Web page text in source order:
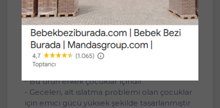
- Huggies Drynites Gece Külodu Kız, alt
ıslatmalara karşı geliştirilmiş özel formülü
sayesinde çocuğunuzun gece boyu kuru
kalmasını sağlar.
- Kız ve erkek çocukları için farklılaştırılmış
özel alan sayesinde çocuğunuza uygun olanı
seçebilirsiniz.
- Bu ürün erkek çocuklar içindir.
- Geceleri, alt ıslatma problemi olan çocuklar
için emici gücü yüksek şekilde tasarlanmıştır